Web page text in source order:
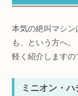
本気の絶叫マシ
も、という方へ。
軽く紹介しますの
ミニオン・